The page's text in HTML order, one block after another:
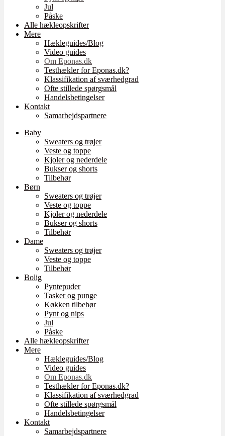
Jul
Påske
Alle hækleopskrifter
Mere
Hækleguides/Blog
Video guides
Om Eponas.dk
Testhækler for Eponas.dk?
Klassifikation af sværhedgrad
Ofte stillede spørgsmål
Handelsbetingelser
Kontakt
Samarbejdspartnere
Baby
Sweaters og trøjer
Veste og toppe
Kjoler og nederdele
Bukser og shorts
Tilbehør
Børn
Sweaters og trøjer
Veste og toppe
Kjoler og nederdele
Bukser og shorts
Tilbehør
Dame
Sweaters og trøjer
Veste og toppe
Tilbehør
Bolig
Pyntepuder
Tasker og punge
Køkken tilbehør
Pynt og nips
Jul
Påske
Alle hækleopskrifter
Mere
Hækleguides/Blog
Video guides
Om Eponas.dk
Testhækler for Eponas.dk?
Klassifikation af sværhedgrad
Ofte stillede spørgsmål
Handelsbetingelser
Kontakt
Samarbejdspartnere